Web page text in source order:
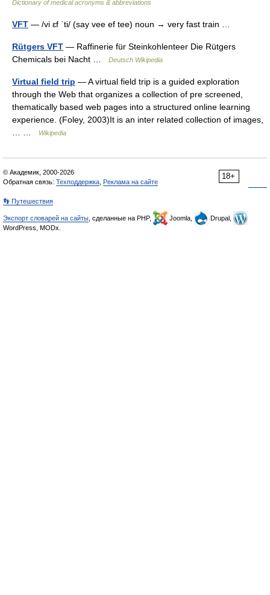
Dictionary of medical acronyms & abbreviations
VFT — /vi ɛf ˈti/ (say vee ef tee) noun → very fast train …
Rütgers VFT — Raffinerie für Steinkohlenteer Die Rütgers
Chemicals bei Nacht …
Deutsch Wikipedia
Virtual field trip — A virtual field trip is a guided exploration
through the Web that organizes a collection of pre screened,
thematically based web pages into a structured online learning
experience. (Foley, 2003)It is an inter related collection of images,
Wikipedia
18+
© Академик, 2000-2026
Обратная связь: Техподдержка Реклама на сайте
👣 Путешествия
Экспорт словарей на сайты , сделанные на PHP, Joomla,
Drupal,
WordPress, MODx.